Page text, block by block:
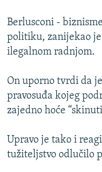
Berlusconi -
politiku, zanijekao
ilegalnom radnjom.
On uporno tvrdi da
pravosuđa kojeg
zajedno hoće
Upravo je tako i
tužiteljstvo odlučilo